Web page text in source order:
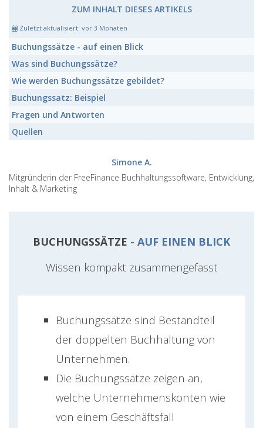
ZUM INHALT DIESES ARTIKELS
Zuletzt aktualisiert: vor 3 Monaten
Buchungssätze - auf einen Blick
Was sind Buchungssätze?
Wie werden Buchungssätze gebildet?
Buchungssatz: Beispiel
Fragen und Antworten
Quellen
Simone A.
Mitgründerin der FreeFinance Buchhaltungssoftware, Entwicklung,
Inhalt & Marketing
BUCHUNGSSÄTZE - AUF EINEN BLICK
Wissen kompakt zusammengefasst
Buchungssätze sind Bestandteil
der doppelten Buchhaltung von
Unternehmen.
Die Buchungssätze zeigen an,
welche Unternehmenskonten wie
von einem Geschäftsfall